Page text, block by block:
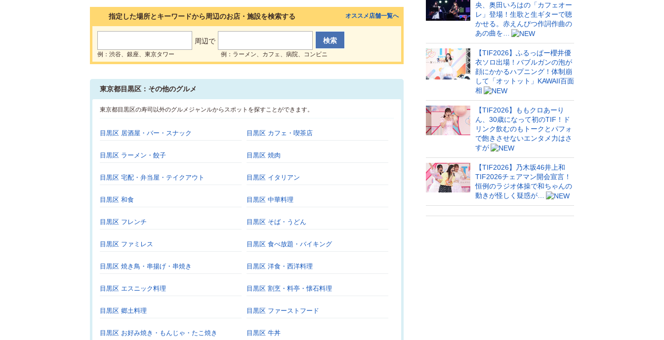
指定した場所とキーワードから周辺のお店・施設を検索する
周辺で
例：渋谷、銀座、東京タワー 例：ラーメン、カフェ、病院、コンビニ
オススメ店舗一覧へ
東京都目黒区：その他のグルメ
東京都目黒区の寿司以外のグルメジャンルからスポットを探すことができます。
目黒区 居酒屋・バー・スナック 目黒区 カフェ・喫茶店
目黒区 ラーメン・餃子 目黒区 焼肉
目黒区 宅配・弁当屋・テイクアウト 目黒区 イタリアン
目黒区 和食 目黒区 中華料理
目黒区 フレンチ 目黒区 そば・うどん
目黒区 ファミレス 目黒区 食べ放題・バイキング
目黒区 焼き鳥・串揚げ・串焼き 目黒区 洋食・西洋料理
目黒区 エスニック料理 目黒区 割烹・料亭・懐石料理
目黒区 郷土料理 目黒区 ファーストフード
目黒区 お好み焼き・もんじゃ・たこ焼き 目黒区 牛丼
央、奥田いろはの「カフェオー
レ」登場！生歌と生ギターで聴
かせる。赤えんぴつ作詞作曲の
あの曲を…
【TIF2026】ふるっぱー櫻井優
衣ソロ出場！バブルガンの泡が
顔にかかるハプニング！体制崩
して「オットット」KAWAII百面
相
【TIF2026】ももクロあーり
ん、30歳になって初のTIF！ド
リンク飲むのもトークとパフォ
で飽きさせないエンタメ力はさ
すが
【TIF2026】乃木坂46井上和
TIF2026チェアマン開会宣言！
恒例のラジオ体操で和ちゃんの
動きが怪しく疑惑が…